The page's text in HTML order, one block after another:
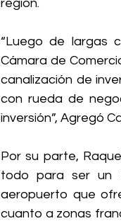
región.
“Luego de largas
Cámara de
canalización de
con rueda de
inversión”, Agregó
Por su parte,
todo para ser un
aeropuerto que
cuanto a zonas